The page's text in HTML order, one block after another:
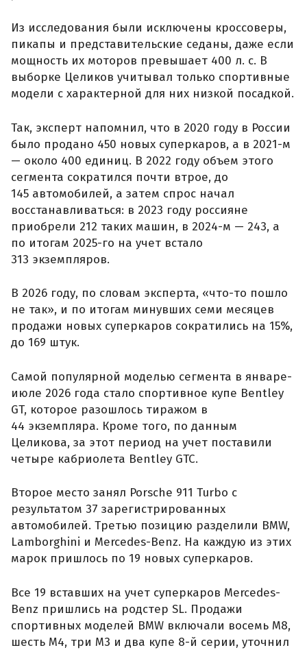
Из исследования были исключены кроссоверы,
пикапы и представительские седаны, даже если
мощность их моторов превышает 400 л. с. В
выборке Целиков учитывал только спортивные
модели с характерной для них низкой посадкой.
Так, эксперт напомнил, что в 2020 году в России
было продано 450 новых суперкаров, а в 2021-м
— около 400 единиц. В 2022 году объем этого
сегмента сократился почти втрое, до
145 автомобилей, а затем спрос начал
восстанавливаться: в 2023 году россияне
приобрели 212 таких машин, в 2024-м — 243, а
по итогам 2025-го на учет встало
313 экземпляров.
В 2026 году, по словам эксперта, «что-то пошло
не так», и по итогам минувших семи месяцев
продажи новых суперкаров сократились на 15%,
до 169 штук.
Самой популярной моделью сегмента в январе-
июле 2026 года стало спортивное купе Bentley
GT, которое разошлось тиражом в
44 экземпляра. Кроме того, по данным
Целикова, за этот период на учет поставили
четыре кабриолета Bentley GTC.
Второе место занял Porsche 911 Turbo с
результатом 37 зарегистрированных
автомобилей. Третью позицию разделили BMW,
Lamborghini и Mercedes-Benz. На каждую из этих
марок пришлось по 19 новых суперкаров.
Все 19 вставших на учет суперкаров Mercedes-
Benz пришлись на родстер SL. Продажи
спортивных моделей BMW включали восемь M8,
шесть M4, три M3 и два купе 8-й серии, уточнил